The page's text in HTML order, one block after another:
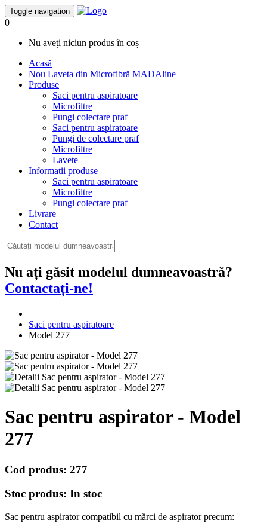
Toggle navigation
0
Nu aveți niciun produs în coș
Acasă
Nou Laveta din Microfibră MADAline
Produse
Saci pentru aspiratoare
Microfiltre
Pungi colectare praf
Saci pentru aspiratoare
Pungi de colectare praf
Microfiltre
Lavete
Informatii produse
Saci pentru aspiratoare
Microfiltre
Pungi colectare praf
Livrare
Contact
Nu ați găsit modelul dumneavoastră?
Contactați-ne!
Saci pentru aspiratoare
Model 277
Sac pentru aspirator - Model
277
Cod produs: 277
Stoc produs: In stoc
Sac pentru aspirator compatibil cu mărci de aspirator precum: